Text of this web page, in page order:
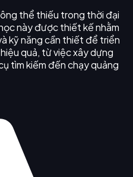
thể thiếu trong thời đại
này được thiết kế nhằm
kỹ năng cần thiết để triển
quả, từ việc xây dựng
tìm kiếm đến chạy quảng